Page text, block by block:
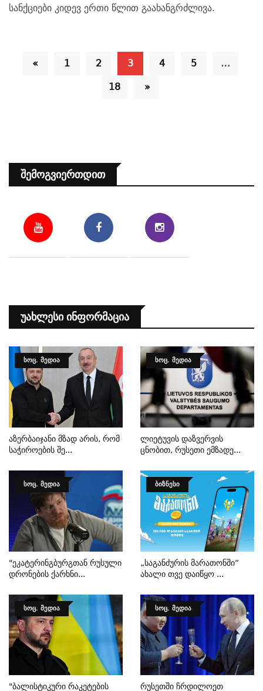
სანქციები კიდევ ერთი წლით გაახანგრძლივა.
« 1 2 3 4 5 …
18 »
Შემოგვიერთდით
Უახლესი Ინფორმაცია
ᲡᲝᲪ. ᲛᲔᲓᲘᲐ
Აზერბაიჯანი Მზად Არის, Რომ
Საჭიროების Შე...
ᲡᲝᲪ. ᲛᲔᲓᲘᲐ
Ლიეტუვის Დაზვერვის
Ცნობით, Რუსეთი Ემზადე...
ᲡᲝᲪ. ᲛᲔᲓᲘᲐ
"ეკატერინგბურგთან Რუსული
Დრონების Ქარხნი...
ᲑᲘᲖᲜᲔᲡᲘ
„საგანძურის Მარათონში“
Ახალი Თვე Დაიწყო ...
ᲡᲝᲪ. ᲛᲔᲓᲘᲐ
"ბალისტიკური Რაკეტების
ᲡᲝᲪ. ᲛᲔᲓᲘᲐ
Რუსეთში Ჩრდილოეთ